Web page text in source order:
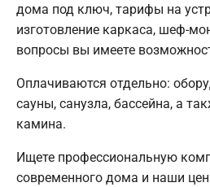
дома под ключ, тарифы на
изготовление каркаса, шеф-
вопросы вы имеете
Оплачиваются отдельно:
сауны, санузла, бассейна, а
камина.
Ищете профессиональную
современного дома и наши